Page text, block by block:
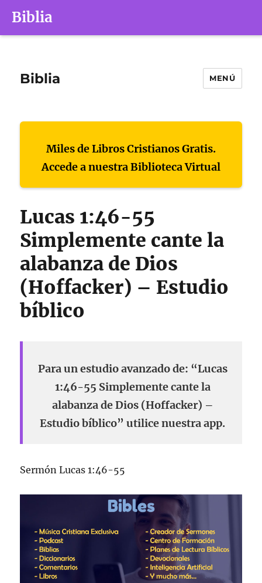
Biblia
Biblia MENÚ
Miles de Libros Cristianos Gratis.
Accede a nuestra Biblioteca Virtual
Lucas 1:46-55
Simplemente cante la
alabanza de Dios
(Hoffacker) – Estudio
bíblico
Para un estudio avanzado de: “Lucas
1:46-55 Simplemente cante la
alabanza de Dios (Hoffacker) –
Estudio bíblico” utilice nuestra app.
Sermón Lucas 1:46-55